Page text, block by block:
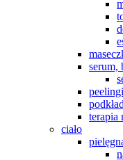
serum,
terapia
ciało